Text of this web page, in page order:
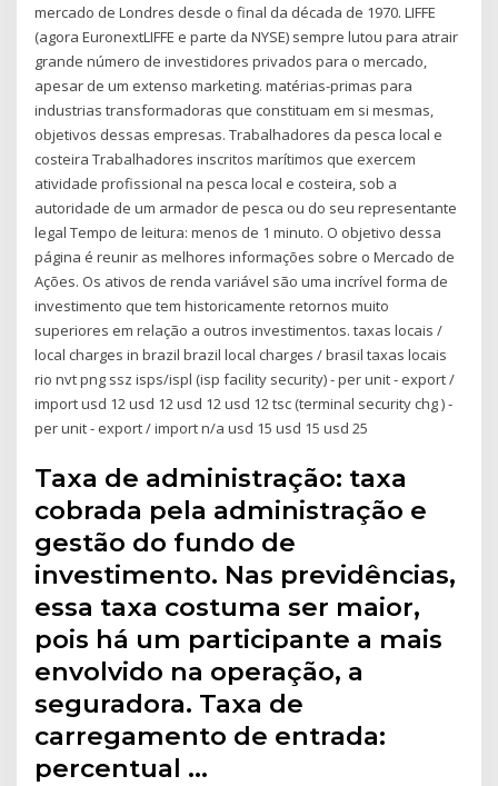
mercado de Londres desde o final da década de 1970. LIFFE
(agora EuronextLIFFE e parte da NYSE) sempre lutou para atrair
grande número de investidores privados para o mercado,
apesar de um extenso marketing. matérias-primas para
industrias transformadoras que constituam em si mesmas,
objetivos dessas empresas. Trabalhadores da pesca local e
costeira Trabalhadores inscritos marítimos que exercem
atividade profissional na pesca local e costeira, sob a
autoridade de um armador de pesca ou do seu representante
legal Tempo de leitura: menos de 1 minuto. O objetivo dessa
página é reunir as melhores informações sobre o Mercado de
Ações. Os ativos de renda variável são uma incrível forma de
investimento que tem historicamente retornos muito
superiores em relação a outros investimentos. taxas locais /
local charges in brazil brazil local charges / brasil taxas locais
rio nvt png ssz isps/ispl (isp facility security) ‐ per unit ‐ export /
import usd 12 usd 12 usd 12 usd 12 tsc (terminal security chg ) ‐
per unit ‐ export / import n/a usd 15 usd 15 usd 25
Taxa de administração: taxa
cobrada pela administração e
gestão do fundo de
investimento. Nas previdências,
essa taxa costuma ser maior,
pois há um participante a mais
envolvido na operação, a
seguradora. Taxa de
carregamento de entrada:
percentual …